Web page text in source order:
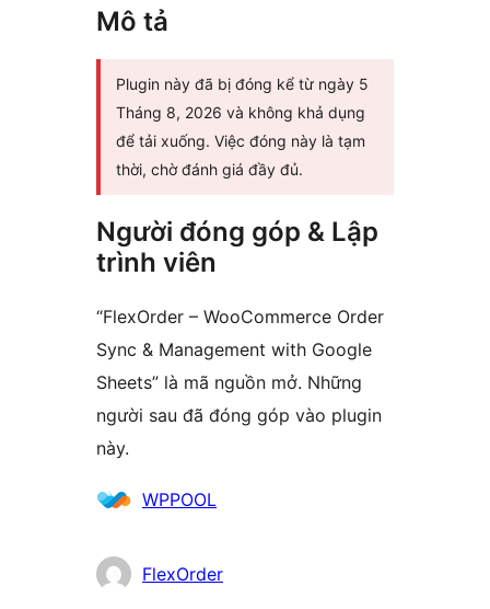
Mô tả
Plugin này đã bị đóng kể từ ngày 5
Tháng 8, 2026 và không khả dụng
để tải xuống. Việc đóng này là tạm
thời, chờ đánh giá đầy đủ.
Người đóng góp & Lập
trình viên
“FlexOrder – WooCommerce Order
Sync & Management with Google
Sheets” là mã nguồn mở. Những
người sau đã đóng góp vào plugin
này.
Những
đóng
WPPOOL
FlexOrder